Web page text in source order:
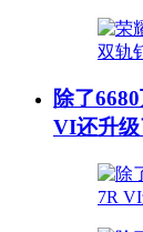
除了
VI还升